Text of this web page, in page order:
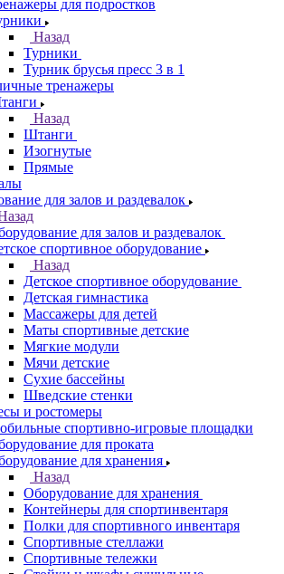
для подростков
Назад
Турники
Турник брусья пресс 3 в 1
тренажеры
Назад
Штанги
Изогнутые
Прямые
для залов и раздевалок
для залов и раздевалок
спортивное оборудование
Назад
Детское спортивное оборудование
Детская гимнастика
Массажеры для детей
Маты спортивные детские
Мягкие модули
Мячи детские
Сухие бассейны
Шведские стенки
и ростомеры
спортивно-игровые площадки
для проката
для хранения
Назад
Оборудование для хранения
Контейнеры для спортинвентаря
Полки для спортивного инвентаря
Спортивные стеллажи
Спортивные тележки